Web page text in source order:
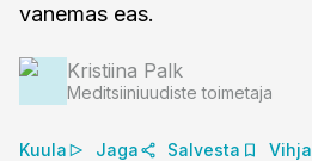
vanemas eas.
Kristiina Palk
Meditsiiniuudiste toimetaja
Kuula Jaga Salvesta Vihja